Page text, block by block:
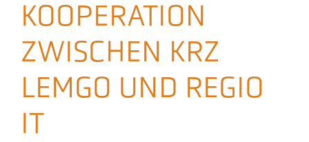
Aktuelles
Podcast
KOOPERATION
ZWISCHEN KRZ
LEMGO UND REGIO
IT